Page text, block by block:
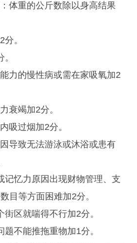
重的公斤数除以身高结果
。
的慢性病或需在家吸氧加2
竭加2分。
过烟加2分。
致无法游泳或沐浴或患有
忆力原因出现财物管理、支
目等方面困难加2分。
区就喘得不行加2分。
不能推拖重物加1分。